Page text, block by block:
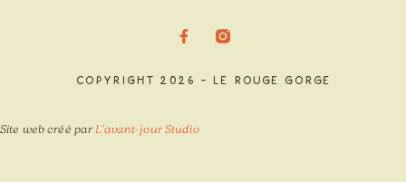
Copyright 2026 - Le Rouge Gorge
Site web créé parL’avant-jour Studio